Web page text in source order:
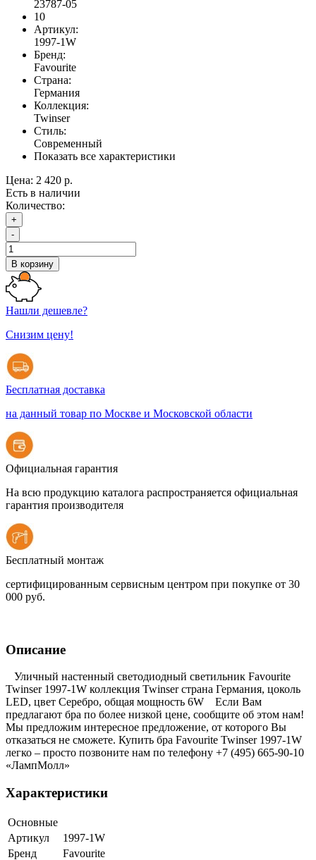
23787-05
10
Артикул:
1997-1W
Бренд:
Favourite
Страна:
Германия
Коллекция:
Twinser
Стиль:
Современный
Показать все характеристики
Цена: 2 420 р.
Есть в наличии
Количество:
+
-
В корзину
Нашли дешевле?
Снизим цену!
Бесплатная доставка
на данный товар по Москве и Московской области
Официальная гарантия
На всю продукцию каталога распространяется официальная
гарантия производителя
Бесплатный монтаж
сертифицированным сервисным центром при покупке от 30
000 руб.
Описание
Уличный настенный светодиодный светильник Favourite
Twinser 1997-1W коллекция Twinser страна Германия, цоколь
LED, цвет Серебро, общая мощность 6W Если Вам
предлагают бра по более низкой цене, сообщите об этом нам!
Мы предложим интересное предложение, от которого Вы
отказаться не сможете. Купить бра Favourite Twinser 1997-1W
легко – просто позвоните нам по телефону +7 (495) 665-90-10
«ЛампМолл»
Характеристики
Основные
Артикул
1997-1W
Бренд
Favourite